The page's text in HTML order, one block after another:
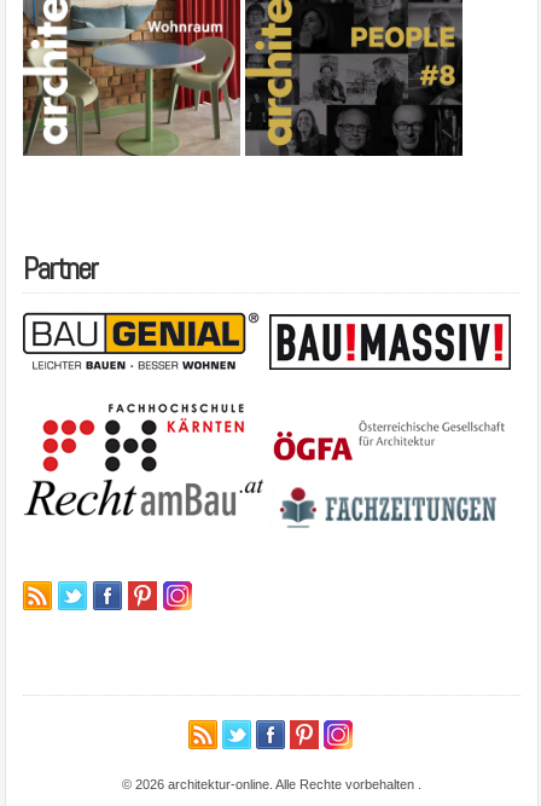
Partner
© 2026 architektur-online. Alle Rechte vorbehalten .